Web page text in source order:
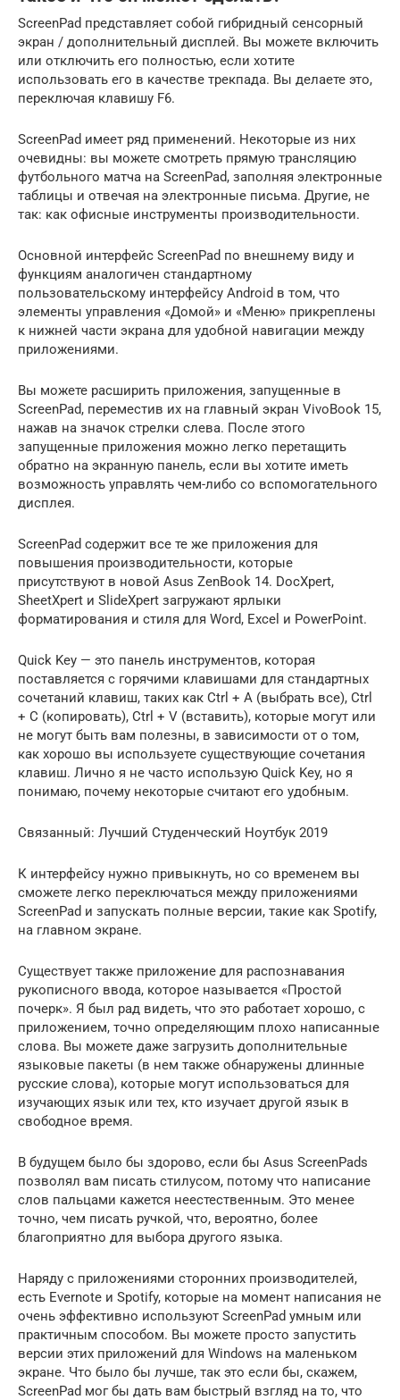
ScreenPad представляет собой гибридный сенсорный
экран / дополнительный дисплей. Вы можете включить
или отключить его полностью, если хотите
использовать его в качестве трекпада. Вы делаете это,
переключая клавишу F6.
ScreenPad имеет ряд применений. Некоторые из них
очевидны: вы можете смотреть прямую трансляцию
футбольного матча на ScreenPad, заполняя электронные
таблицы и отвечая на электронные письма. Другие, не
так: как офисные инструменты производительности.
Основной интерфейс ScreenPad по внешнему виду и
функциям аналогичен стандартному
пользовательскому интерфейсу Android в том, что
элементы управления «Домой» и «Меню» прикреплены
к нижней части экрана для удобной навигации между
приложениями.
Вы можете расширить приложения, запущенные в
ScreenPad, переместив их на главный экран VivoBook 15,
нажав на значок стрелки слева. После этого
запущенные приложения можно легко перетащить
обратно на экранную панель, если вы хотите иметь
возможность управлять чем-либо со вспомогательного
дисплея.
ScreenPad содержит все те же приложения для
повышения производительности, которые
присутствуют в новой Asus ZenBook 14. DocXpert,
SheetXpert и SlideXpert загружают ярлыки
форматирования и стиля для Word, Excel и PowerPoint.
Quick Key — это панель инструментов, которая
поставляется с горячими клавишами для стандартных
сочетаний клавиш, таких как Ctrl + A (выбрать все), Ctrl
+ C (копировать), Ctrl + V (вставить), которые могут или
не могут быть вам полезны, в зависимости от о том,
как хорошо вы используете существующие сочетания
клавиш. Лично я не часто использую Quick Key, но я
понимаю, почему некоторые считают его удобным.
Связанный: Лучший Студенческий Ноутбук 2019
К интерфейсу нужно привыкнуть, но со временем вы
сможете легко переключаться между приложениями
ScreenPad и запускать полные версии, такие как Spotify,
на главном экране.
Существует также приложение для распознавания
рукописного ввода, которое называется «Простой
почерк». Я был рад видеть, что это работает хорошо, с
приложением, точно определяющим плохо написанные
слова. Вы можете даже загрузить дополнительные
языковые пакеты (в нем также обнаружены длинные
русские слова), которые могут использоваться для
изучающих язык или тех, кто изучает другой язык в
свободное время.
В будущем было бы здорово, если бы Asus ScreenPads
позволял вам писать стилусом, потому что написание
слов пальцами кажется неестественным. Это менее
точно, чем писать ручкой, что, вероятно, более
благоприятно для выбора другого языка.
Наряду с приложениями сторонних производителей,
есть Evernote и Spotify, которые на момент написания не
очень эффективно используют ScreenPad умным или
практичным способом. Вы можете просто запустить
версии этих приложений для Windows на маленьком
экране. Что было бы лучше, так это если бы, скажем,
ScreenPad мог бы дать вам быстрый взгляд на то, что